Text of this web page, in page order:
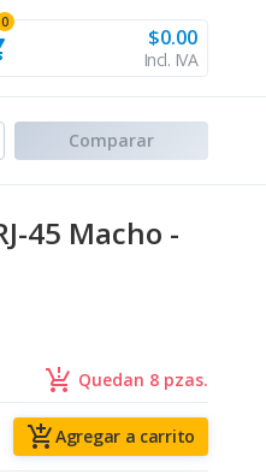
0
$0.00
Incl. IVA
Comparar
45 Macho -
production_quantity_limits Quedan 8 pzas.
add_shopping_cartAgregar a carrito